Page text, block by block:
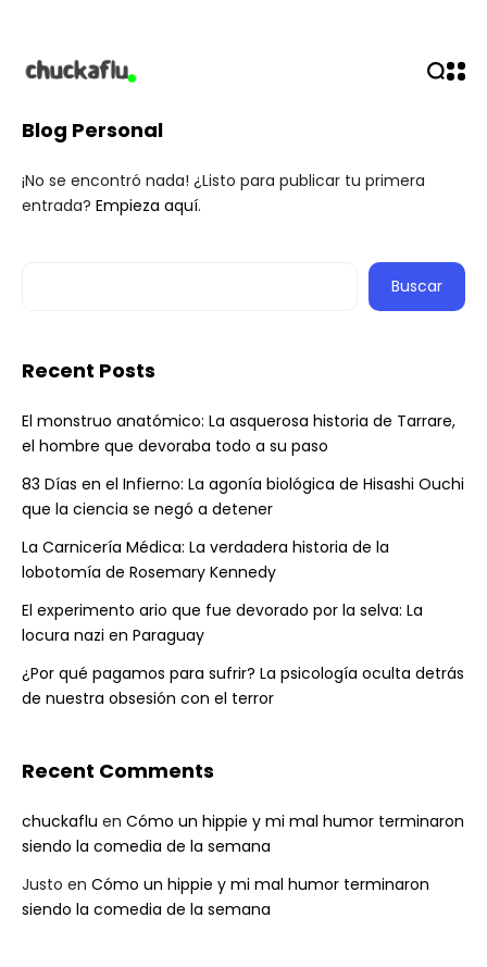
Blog Personal
¡No se encontró nada! ¿Listo para publicar tu primera
entrada? Empieza aquí.
Buscar
Recent Posts
El monstruo anatómico: La asquerosa historia de Tarrare,
el hombre que devoraba todo a su paso
83 Días en el Infierno: La agonía biológica de Hisashi Ouchi
que la ciencia se negó a detener
La Carnicería Médica: La verdadera historia de la
lobotomía de Rosemary Kennedy
El experimento ario que fue devorado por la selva: La
locura nazi en Paraguay
¿Por qué pagamos para sufrir? La psicología oculta detrás
de nuestra obsesión con el terror
Recent Comments
chuckaflu en Cómo un hippie y mi mal humor terminaron
siendo la comedia de la semana
Justo en Cómo un hippie y mi mal humor terminaron
siendo la comedia de la semana